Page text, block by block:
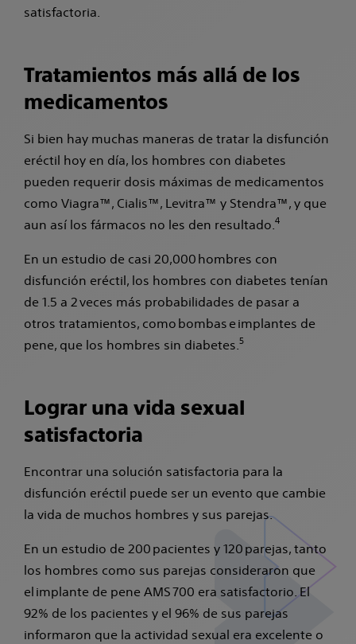
satisfactoria.
Tratamientos más allá de los
medicamentos
Si bien hay muchas maneras de tratar la disfunción
eréctil hoy en día, los hombres con diabetes
pueden requerir dosis máximas de medicamentos
como Viagra™, Cialis™, Levitra™ y Stendra™, y que
aun así los fármacos no les den resultado.4
En un estudio de casi 20,000 hombres con
disfunción eréctil, los hombres con diabetes tenían
de 1.5 a 2 veces más probabilidades de pasar a
otros tratamientos, como bombas e implantes de
pene, que los hombres sin diabetes.5
Lograr una vida sexual
satisfactoria
Encontrar una solución satisfactoria para la
disfunción eréctil puede ser un evento que cambie
la vida de muchos hombres y sus parejas.
En un estudio de 200 pacientes y 120 parejas, tanto
los hombres como sus parejas consideraron que
el implante de pene AMS 700 era satisfactorio. El
92% de los pacientes y el 96% de sus parejas
informaron que la actividad sexual era excelente o